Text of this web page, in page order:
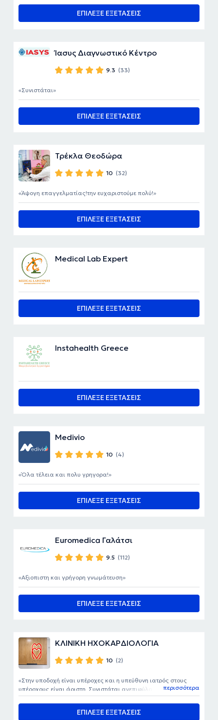
ΕΠΙΛΕΞΕ ΕΞΕΤΑΣΕΙΣ
Ίασυς Διαγνωστικό Κέντρο
9.3 (33)
ΕΠΙΛΕΞΕ ΕΞΕΤΑΣΕΙΣ
Συνιστάται
Τρέκλα Θεοδώρα
10 (32)
ΕΠΙΛΕΞΕ ΕΞΕΤΑΣΕΙΣ
Άψογη επαγγελματίας!την ευχαριστούμε πολύ!
Medical Lab Expert
ΕΠΙΛΕΞΕ ΕΞΕΤΑΣΕΙΣ
Instahealth Greece
ΕΠΙΛΕΞΕ ΕΞΕΤΑΣΕΙΣ
Medivio
10 (4)
ΕΠΙΛΕΞΕ ΕΞΕΤΑΣΕΙΣ
Όλα τέλεια και πολυ γρηγορα!
Euromedica Γαλάτσι
9.5 (112)
ΕΠΙΛΕΞΕ ΕΞΕΤΑΣΕΙΣ
Αξιοπιστη και γρήγορη γνωμάτευση
ΚΛΙΝΙΚΗ ΗΧΟΚΑΡΔΙΟΛΟΓΙΑ
10 (2)
ΕΠΙΛΕΞΕ ΕΞΕΤΑΣΕΙΣ
Στην υποδοχή είναι υπέροχες και η υπεύθυνη ιατρός στους
υπέροχους είναι άριστη. Συνιστάται ανεπιφύλακτα. Simply the
are perfect. Highly recommend
περισσότερα